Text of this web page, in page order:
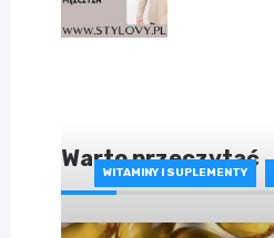
Warto przeczytać
WITAMINY I SUPLEMENTY